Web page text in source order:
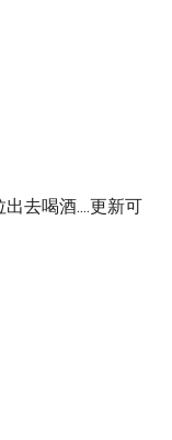
去喝酒....更新可